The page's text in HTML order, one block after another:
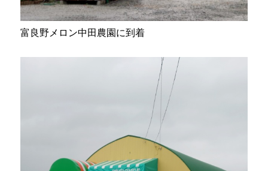
富良野メロン中田農園に到着